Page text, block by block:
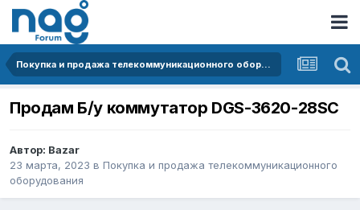
Покупка и продажа телекоммуникационного оборудования
Продам Б/у коммутатор DGS-3620-28SC
Автор: Bazar
23 марта, 2023 в Покупка и продажа телекоммуникационного
оборудования